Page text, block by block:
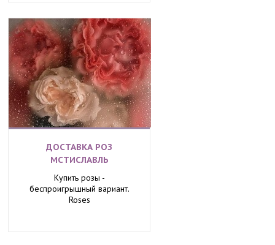
ДОСТАВКА РОЗ
МСТИСЛАВЛЬ
Купить розы -
беспроигрышный вариант.
Roses